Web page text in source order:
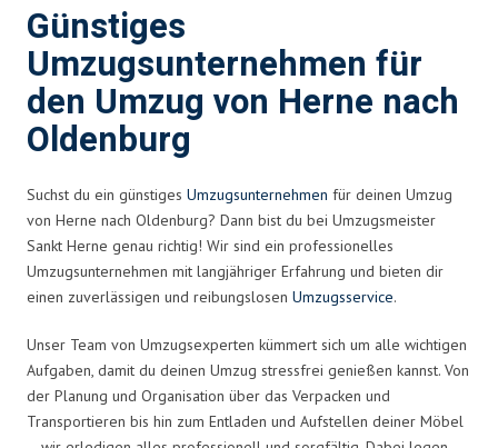
Günstiges
Umzugsunternehmen für
den Umzug von Herne nach
Oldenburg
Suchst du ein günstiges Umzugsunternehmen für deinen Umzug
von Herne nach Oldenburg? Dann bist du bei Umzugsmeister
Sankt Herne genau richtig! Wir sind ein professionelles
Umzugsunternehmen mit langjähriger Erfahrung und bieten dir
einen zuverlässigen und reibungslosen Umzugsservice.
Unser Team von Umzugsexperten kümmert sich um alle wichtigen
Aufgaben, damit du deinen Umzug stressfrei genießen kannst. Von
der Planung und Organisation über das Verpacken und
Transportieren bis hin zum Entladen und Aufstellen deiner Möbel